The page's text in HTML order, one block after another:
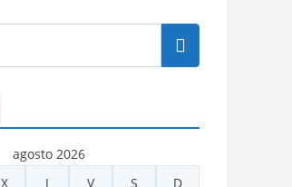
agosto 2026
X J V S D